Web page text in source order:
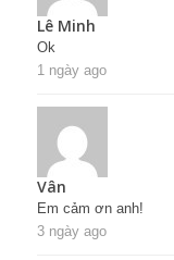
Lê Minh
Ok
1 ngày ago
Vân
Em cảm ơn anh!
3 ngày ago